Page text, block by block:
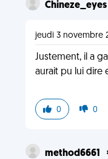
Chineze_eyes
jeudi 3 novembre
Justement, il a
aurait pu lui dire
0 0
method6661